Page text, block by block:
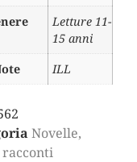
Letture 11-
15 anni
ILL
Novelle,